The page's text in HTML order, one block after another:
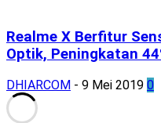
Realme X Berfitur
Optik, Peningkatan
DHIARCOM - 9 Mei 2019 0